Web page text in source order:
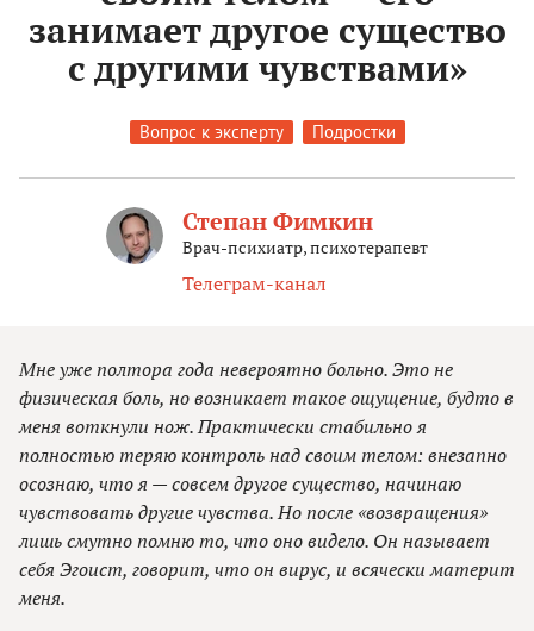
занимает другое существо
с другими чувствами»
Вопрос к эксперту Подростки
Степан Фимкин
Врач-психиатр, психотерапевт
Телеграм-канал
Мне уже полтора года невероятно больно. Это не
физическая боль, но возникает такое ощущение, будто в
меня воткнули нож. Практически стабильно я
полностью теряю контроль над своим телом: внезапно
осознаю, что я — совсем другое существо, начинаю
чувствовать другие чувства. Но после «возвращения»
лишь смутно помню то, что оно видело. Он называет
себя Эгоист, говорит, что он вирус, и всячески материт
меня.